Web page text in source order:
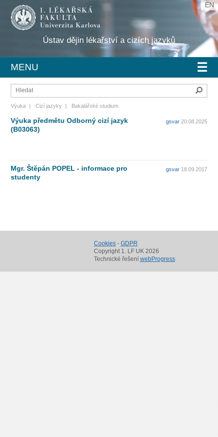
Ústav dějin lékařství a cizích jazyků
EN
☰
MENU
Výuka | Cizí jazyky | Bakalářské studium
gsvar20.08.2025
Výuka předmětu Odborný cizí jazyk
(B03063)
gsvar18.09.2017
Mgr. Štěpán POPEL - informace pro
studenty
Cookies- GDPR
Copyright 1. LF UK 2026
Technické řešení webProgress